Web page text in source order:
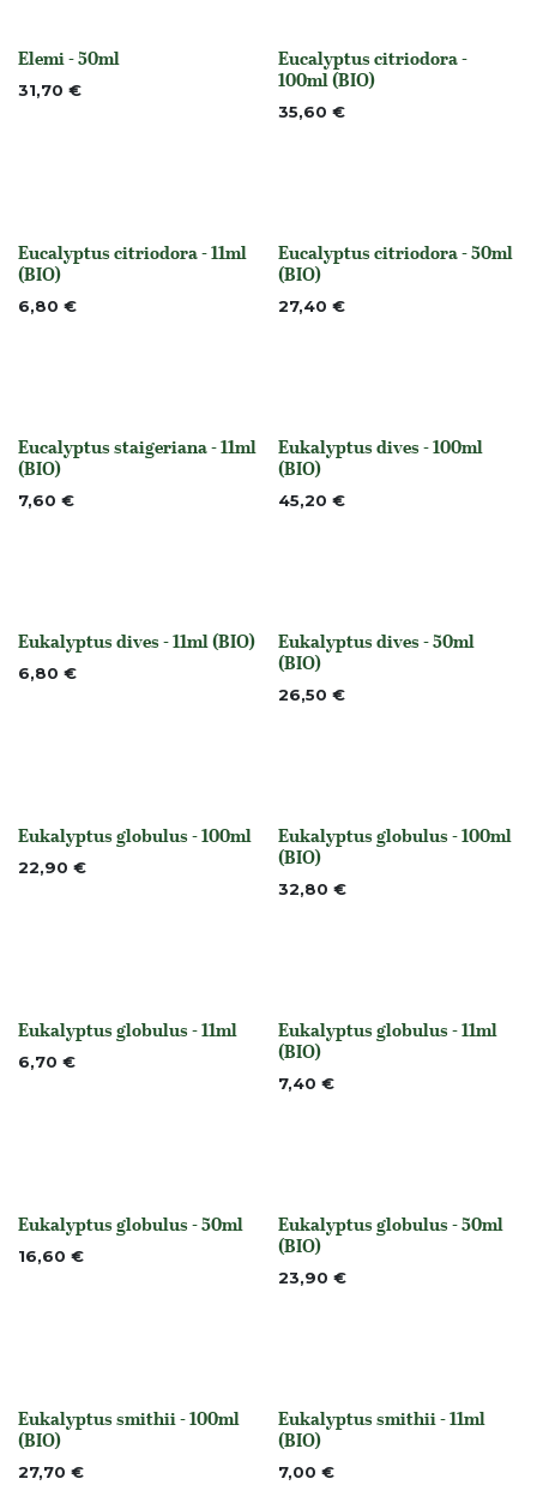
None
Elemi - 50ml
31,70 € None
Eucalyptus citriodora -
100ml (BIO)
35,60 €
None
Eucalyptus citriodora - 11ml
(BIO)
6,80 €
None
Eucalyptus citriodora - 50ml
(BIO)
27,40 €
None
Eucalyptus staigeriana - 11ml
(BIO)
7,60 €
None
Eukalyptus dives - 100ml
(BIO)
45,20 €
None
Eukalyptus dives - 11ml (BIO)
6,80 € None
Eukalyptus dives - 50ml
(BIO)
26,50 €
None
Eukalyptus globulus - 100ml
22,90 € None
Eukalyptus globulus - 100ml
(BIO)
32,80 €
None
Eukalyptus globulus - 11ml
6,70 € None
Eukalyptus globulus - 11ml
(BIO)
7,40 €
None
Eukalyptus globulus - 50ml
16,60 € None
Eukalyptus globulus - 50ml
(BIO)
23,90 €
None
Eukalyptus smithii - 100ml
(BIO)
27,70 €
None
Eukalyptus smithii - 11ml
(BIO)
7,00 €